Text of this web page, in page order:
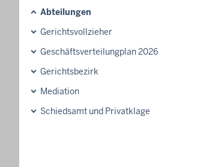
Abteilungen
Gerichtsvollzieher
Geschäftsverteilungplan 2026
Gerichtsbezirk
Mediation
Schiedsamt und Privatklage